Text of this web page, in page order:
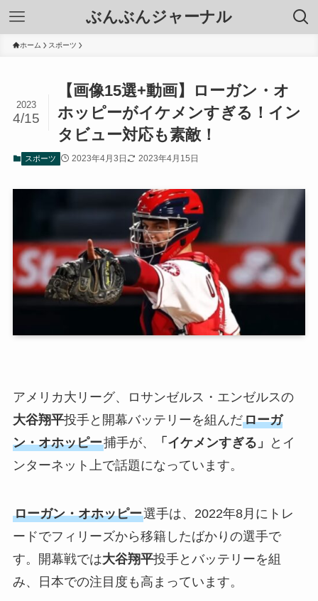
ぶんぶんジャーナル
ホーム スポーツ
【画像15選+動画】ローガン・オ
ホッピーがイケメンすぎる！イン
タビュー対応も素敵！
2023
4/15
スポーツ 2023年4月3日 2023年4月15日
アメリカ大リーグ、ロサンゼルス・エンゼルスの
大谷翔平投手と開幕バッテリーを組んだローガ
ン・オホッピー捕手が、 「イケメンすぎる」
とイ
ンターネット上で話題になっています。
ローガン・オホッピー選手は、2022年8月にトレ
ードでフィリーズから移籍したばかりの選手で
す。開幕戦では大谷翔平投手とバッテリーを組
み、日本での注目度も高まっています。